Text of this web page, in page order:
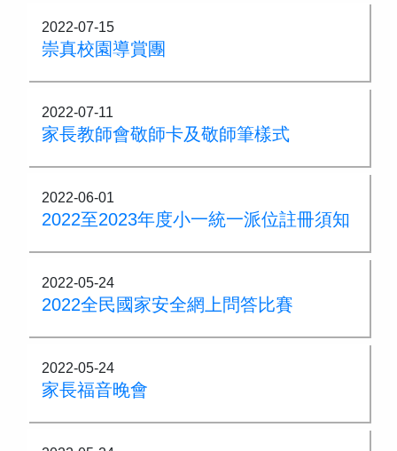
2022-07-15
崇真校園導賞團
2022-07-11
家長教師會敬師卡及敬師筆樣式
2022-06-01
2022至2023年度小一統一派位註冊須知
2022-05-24
2022全民國家安全網上問答比賽
2022-05-24
家長福音晚會